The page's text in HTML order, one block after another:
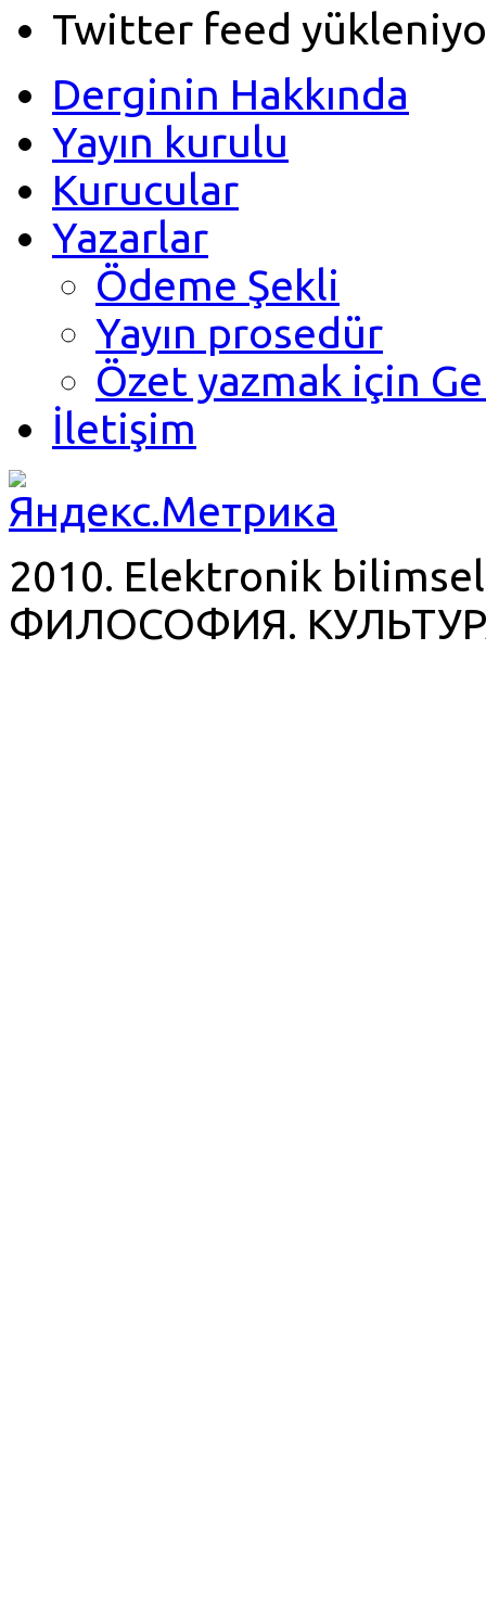
Twitter feed
Derginin Hakkında
Yayın kurulu
Kurucular
Yazarlar
Ödeme Şekli
Yayın prosedür
Özet yazmak için
İletişim
2010. Elektronik bilimsel
ФИЛОСОФИЯ.